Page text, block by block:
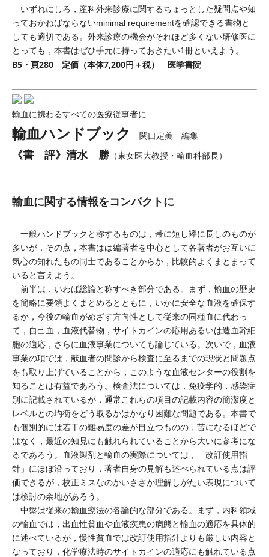
いずれにしろ，産科外来診療に関するちょっとした疑問点や知
っておかねばならないminimal requirementを確認できる書物と
しても適切である。外来診療の機会がそれほど多くない研修医に
とっても，本書はぜひ手元に持っておきたい1冊といえよう。
B5・頁280 定価（本体7,200円＋税） 医学書院
輸血に携わるすべての医療従事者に
輸血ハンドブック 関口定美 編集
《書 評》清水 勝 （東女医大教授・輸血科部長）
輸血に関する情報をコンパクトに
一般ハンドブックと称するものは，帯に短し襷に長しのものが
多いが，その点，本書はは編著者を中心として各著者がお互いに
気心の知れたもの同士であることからか，比較的よくまとまって
いると言えよう。
前半は，いわば総論と称すべき部分である。まず，輸血の歴史
を簡略に要領よくまとめるとともに，いかに安全な血液を確保す
るか，今後の輸血がめざす方向性として従来の同種血に代わっ
て，自己血，血液代替物，サイトカインの応用あるいは造血幹細
胞の適応，さらに血液事業についても論じている。次いで，血液
事業の項では，献血者の問診から検査に至るまでの現状と問題点
をも取り上げていることから，このような血液センターの役割を
知ることは有益であろう。検査法については，免疫学的，感染症
別に記載されているが，通常これらの項目の記載内容の簡潔度と
レベルとの均衡をどう取るかはかなり困難な問題である。本書で
も個別的には若干の難易度の差が目立つものの，苦になるほどで
はなく，最近の知見にも触れられていることから大いに参考にな
るであろう。血液製剤と輸血の実際については，「改訂使用指
針」にほぼ沿っており，著者自身の見解も述べられている点は評
価できるが，校正ミスなのかいささか理解しがたい表現について
は検討の余地があろう。
中盤は従来の輸血療法の各論的な部分である。まず，内科領域
の輸血では，出血性貧血や血液疾患の病態と輸血の適応を具体的
に述べているが，慢性貧血では改訂使用指針よりも厳しい内容と
なっており，化学療法時のサイトカインの適応にも触れている点